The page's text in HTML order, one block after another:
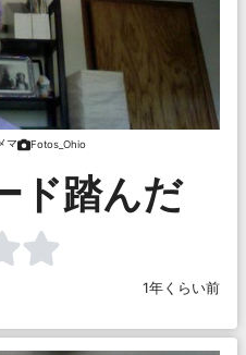
マ Fotos_Ohio
ド踏んだ
1年くらい前